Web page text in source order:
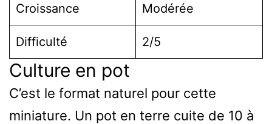
Croissance Modérée
Difficulté 2/5
Culture en pot
C’est le format naturel pour cette
miniature. Un pot en terre cuite de 10 à